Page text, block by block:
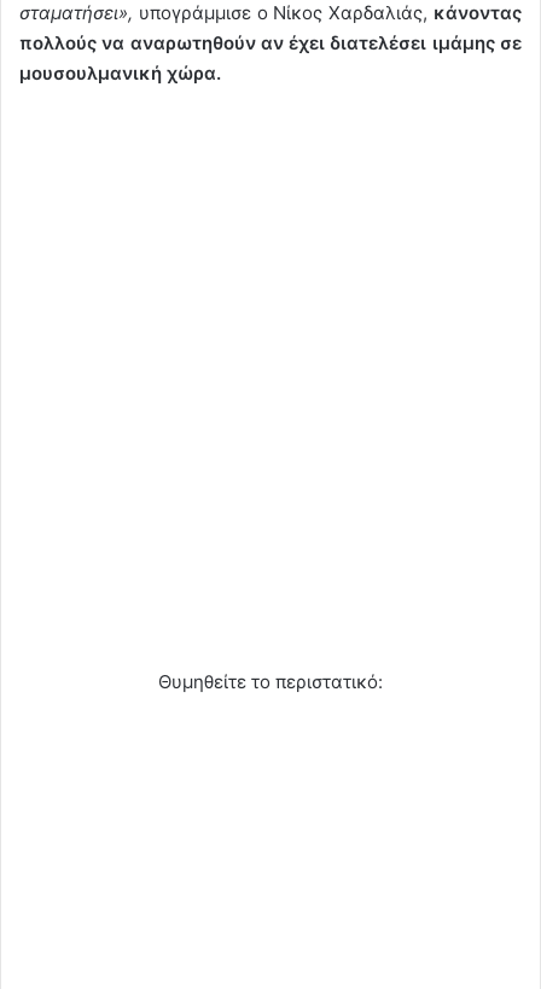
σταματήσει», υπογράμμισε ο Νίκος Χαρδαλιάς, κάνοντας
πολλούς να αναρωτηθούν αν έχει διατελέσει ιμάμης σε
μουσουλμανική χώρα.
Θυμηθείτε το περιστατικό: